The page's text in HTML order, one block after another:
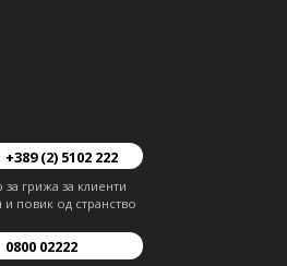
+389 (2) 5102 222
за грижа за клиенти
повик од странство
0800 02222